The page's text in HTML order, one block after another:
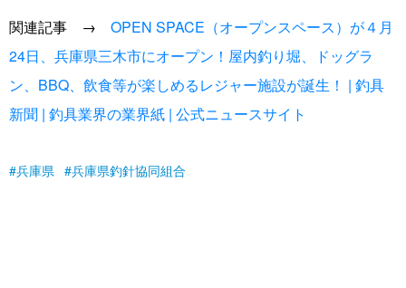
関連記事 → OPEN SPACE（オープンスペース）が４月
24日、兵庫県三木市にオープン！屋内釣り堀、ドッグラ
ン、BBQ、飲食等が楽しめるレジャー施設が誕生！ | 釣具
新聞 | 釣具業界の業界紙 | 公式ニュースサイト
兵庫県 兵庫県釣針協同組合